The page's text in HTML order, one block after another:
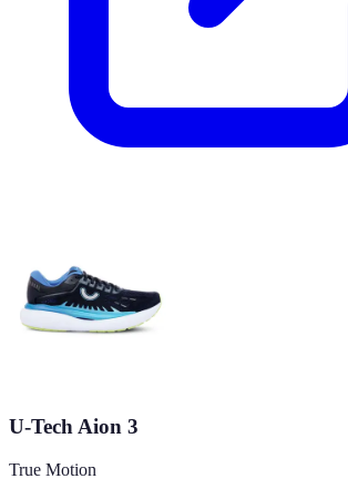
U-Tech Aion 3
True Motion